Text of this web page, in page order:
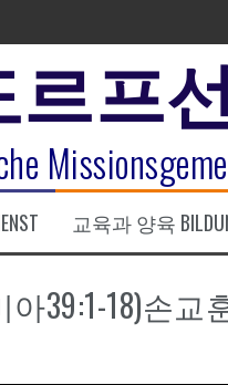
프
교육과 양육
39:1-18)손교